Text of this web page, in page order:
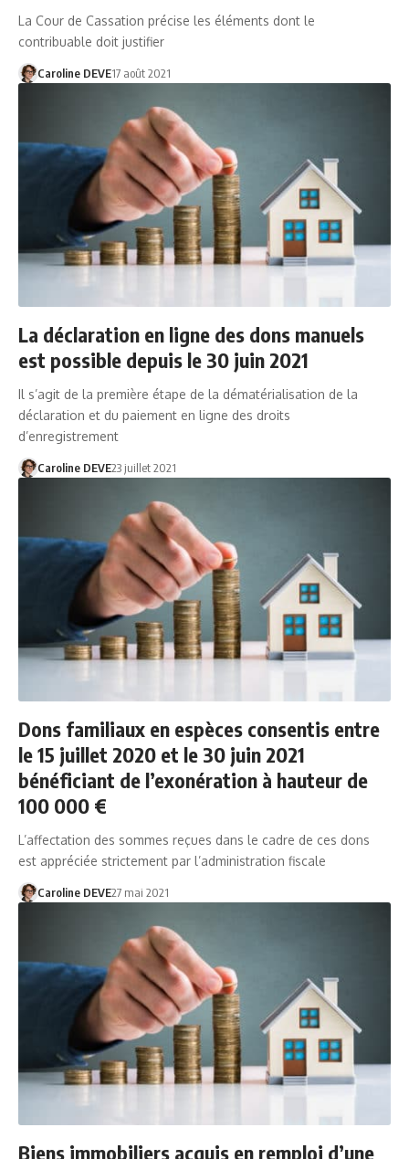
La Cour de Cassation précise les éléments dont le
contribuable doit justifier
Caroline DEVE17 août 2021
La déclaration en ligne des dons manuels
est possible depuis le 30 juin 2021
Il s’agit de la première étape de la dématérialisation de la
déclaration et du paiement en ligne des droits
d’enregistrement
Caroline DEVE23 juillet 2021
Dons familiaux en espèces consentis entre
le 15 juillet 2020 et le 30 juin 2021
bénéficiant de l’exonération à hauteur de
100 000 €
L’affectation des sommes reçues dans le cadre de ces dons
est appréciée strictement par l’administration fiscale
Caroline DEVE27 mai 2021
Biens immobiliers acquis en remploi d’une